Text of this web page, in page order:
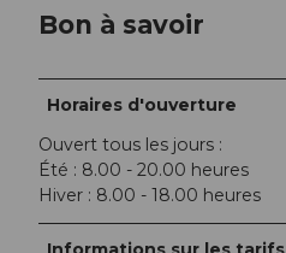
Bon à savoir
Horaires d'ouverture
Ouvert tous les jours :
Été : 8.00 - 20.00 heures
Hiver : 8.00 - 18.00 heures